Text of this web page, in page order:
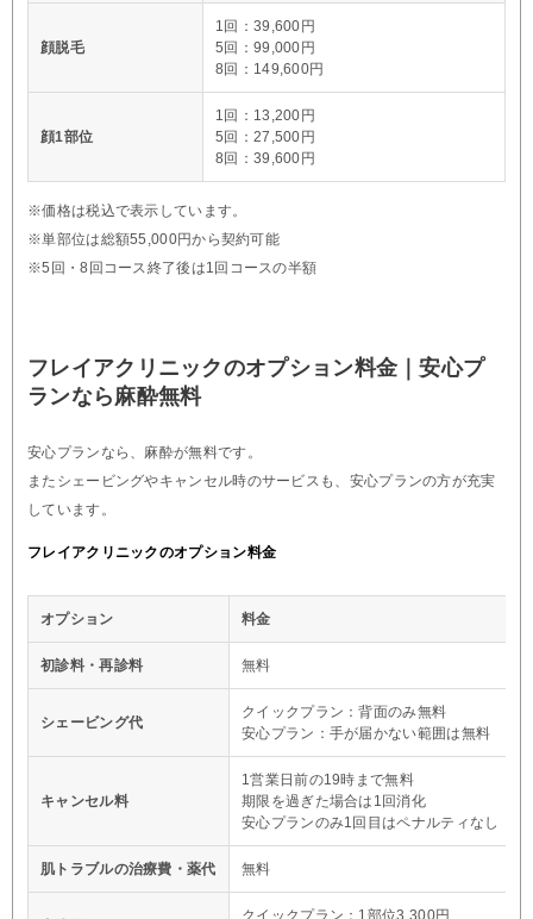
顔脱毛
1回：39,600円
5回：99,000円
8回：149,600円
顔1部位
1回：13,200円
5回：27,500円
8回：39,600円
※価格は税込で表示しています。
※単部位は総額55,000円から契約可能
※5回・8回コース終了後は1回コースの半額
フレイアクリニックのオプション料金｜安心プ
ランなら麻酔無料
安心プランなら、麻酔が無料です。
またシェービングやキャンセル時のサービスも、安心プランの方が充実
しています。
フレイアクリニックのオプション料金
オプション 料金
初診料・再診料 無料
シェービング代
クイックプラン：背面のみ無料
安心プラン：手が届かない範囲は無料
キャンセル料
1営業日前の19時まで無料
期限を過ぎた場合は1回消化
安心プランのみ1回目はペナルティなし
肌トラブルの治療費・薬代 無料
クイックプラン：1部位3,300円